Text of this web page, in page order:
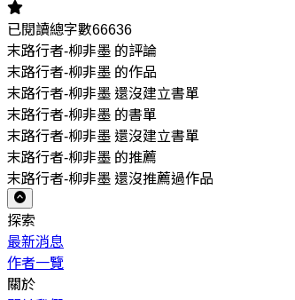
已閱讀總字數66636
末路行者-柳非墨 的評論
末路行者-柳非墨 的作品
末路行者-柳非墨 還沒建立書單
末路行者-柳非墨 的書單
末路行者-柳非墨 還沒建立書單
末路行者-柳非墨 的推薦
末路行者-柳非墨 還沒推薦過作品
探索
最新消息
作者一覽
關於